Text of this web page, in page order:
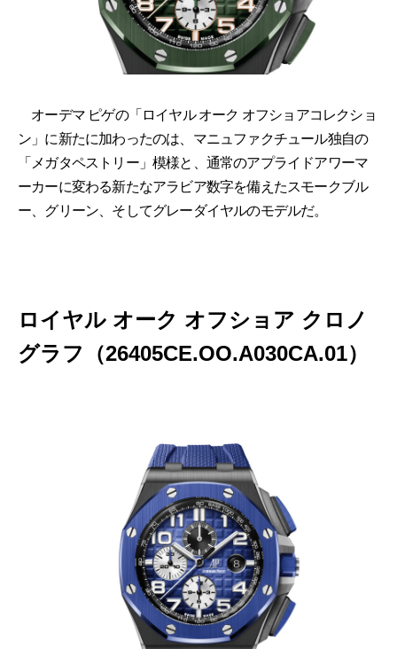
オーデマ ピゲの「ロイヤル オーク オフショアコレクショ
ン」に新たに加わったのは、マニュファクチュール独自の
「メガタペストリー」模様と、通常のアプライドアワーマ
ーカーに変わる新たなアラビア数字を備えたスモークブル
ー、グリーン、そしてグレーダイヤルのモデルだ。
ロイヤル オーク オフショア クロノ
グラフ（26405CE.OO.A030CA.01）